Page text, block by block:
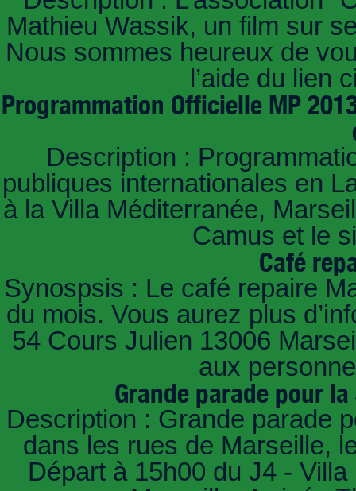
Mathieu Wassik, un film sur
Nous sommes heureux de
l’aide du lien
Programmation Officielle MP
Description :
publiques internationales en
à la Villa Méditerranée,
Camus et le
Café
Synospsis : Le café repaire
du mois. Vous aurez plus
54 Cours Julien 13006
aux
Grande parade pour
Description : Grande parade
dans les rues de Marseille,
Départ à 15h00 du J4 -